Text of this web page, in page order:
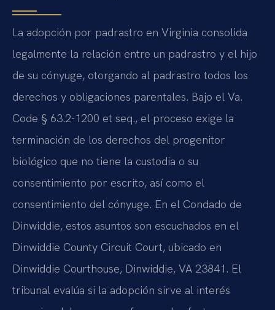
La adopción por padrastro en Virginia consolida
legalmente la relación entre un padrastro y el hijo
de su cónyuge, otorgando al padrastro todos los
derechos y obligaciones parentales. Bajo el Va.
Code § 63.2-1200 et seq., el proceso exige la
terminación de los derechos del progenitor
biológico que no tiene la custodia o su
consentimiento por escrito, así como el
consentimiento del cónyuge. En el Condado de
Dinwiddie, estos asuntos son escuchados en el
Dinwiddie County Circuit Court, ubicado en
Dinwiddie Courthouse, Dinwiddie, VA 23841. El
tribunal evalúa si la adopción sirve al interés